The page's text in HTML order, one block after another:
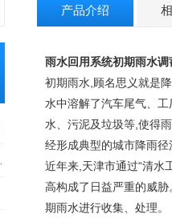
产品介绍
雨水回用系统初期雨水调
初期雨水,顾名思义就是
水中溶解了汽车尾气、
水、污泥及垃圾等,使得
经形成典型的城市降雨径
近年来,天津市通过“清水
高构成了日益严重的威
期雨水进行收集、处理。